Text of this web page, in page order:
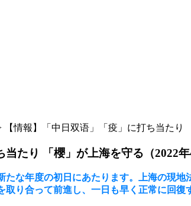
【情報】「中日双语」「疫」に打ち当たり
たり 「櫻」が上海を守る（2022年
たな年度の初日にあたります。上海の現
り合って前進し、一日も早く正常に回復